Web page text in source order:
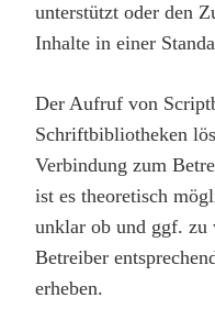
unterstützt oder den
Inhalte in einer
Der Aufruf von
Schriftbibliotheken
Verbindung zum
ist es theoretisch
unklar ob und ggf. zu
Betreiber
erheben.